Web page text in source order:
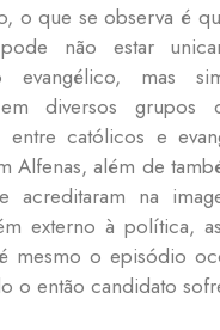
o que se observa é
não estar
evangélico, mas
diversos grupos
entre católicos e
Alfenas, além de
acreditaram na
externo à política,
mesmo o episódio
o então candidato